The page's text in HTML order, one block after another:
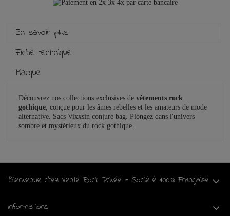
En savoir plus
Fiche technique
Marque
Découvrez nos collections exclusives de vêtements rock
gothique, conçue pour les âmes rebelles et les amateurs de mode
alternative. Sacs Vixxsin conjure bag. Plongez dans l'univers
sombre et mystérieux du rock gothique.
Bienvenue chez Vente Rock Privée - Société 100% Française
Informations